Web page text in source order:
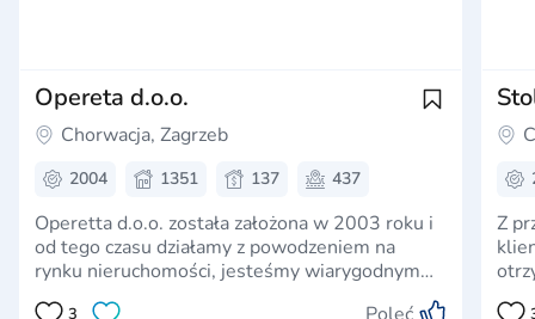
Opereta d.o.o.
Chorwacja, Zagrzeb
2004 1351 137 437
Operetta d.o.o. została założona w 2003 roku i
od tego czasu działamy z powodzeniem na
rynku nieruchomości, jesteśmy wiarygodnym
partnerem i obsługą klienta w ważnych
3
Z